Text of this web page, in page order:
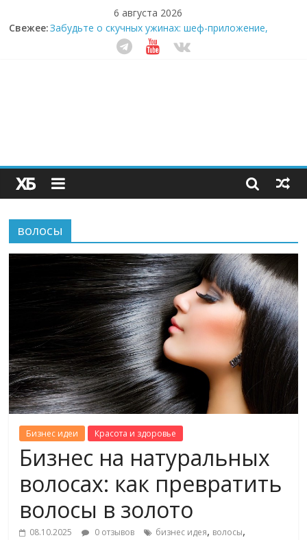
6 августа 2026
Свежее:Забудьте о скучных ужинах: шеф-приложение,
которое видит вашу еду насквозь
Небо зовёт: как бизнес на полётах дронов и
Секрет супергидратации: почему кокосовая вода с
пребиотиками становится главным трендом
здорового питания
волосы
Бизнес идеи Красота и здоровье
Бизнес на натуральных
волосах: как превратить
волосы в золото
08.10.2025 0 отзывов бизнес идея, волосы,